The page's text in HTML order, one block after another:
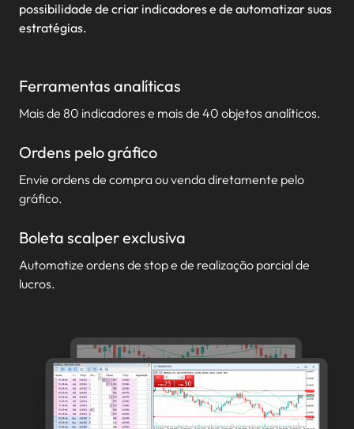
possibilidade de criar indicadores e de automatizar suas
estratégias.
Ferramentas analíticas
Mais de 80 indicadores e mais de 40 objetos analíticos.
Ordens pelo gráfico
Envie ordens de compra ou venda diretamente pelo
gráfico.
Boleta scalper exclusiva
Automatize ordens de stop e de realização parcial de
lucros.